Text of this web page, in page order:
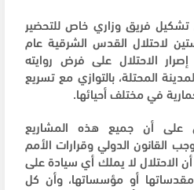
تشكيل فريق وزاري خاص للتحضير
لاحتلال القدس الشرقية عام
الاحتلال على فرض روايته
المحتلة، بالتوازي مع تسريع
في مختلف أحيائها.
أن جميع هذه المشاريع
القانون الدولي وقرارات الأمم
الاحتلال لا يملك أي سيادة على
أو مؤسساتها، وأن كل